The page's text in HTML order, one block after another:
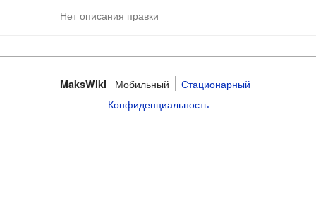
Нет описания правки
MaksWiki Мобильный
Стационарный
Конфиденциальность